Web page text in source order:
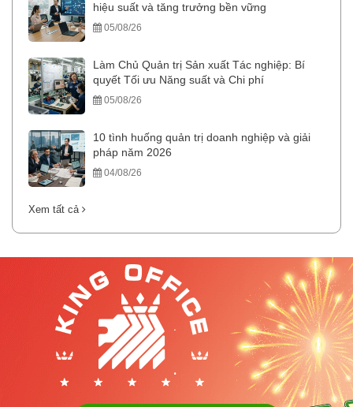
hiệu suất và tăng trưởng bền vững
05/08/26
Làm Chủ Quản trị Sản xuất Tác nghiệp: Bí
quyết Tối ưu Năng suất và Chi phí
05/08/26
10 tình huống quản trị doanh nghiệp và giải
pháp năm 2026
04/08/26
Xem tất cả
.
.